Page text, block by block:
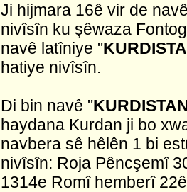
Ji hijmara 16ê vir de
nivîsîn ku şêwaza
navê latîniye "
hatiye nivîsîn.
Di bin navê "
haydana Kurdan ji bo
navbera sê hêlên 1 bi
nivîsîn: Roja Pêncşemî
1314e Romî hemberî